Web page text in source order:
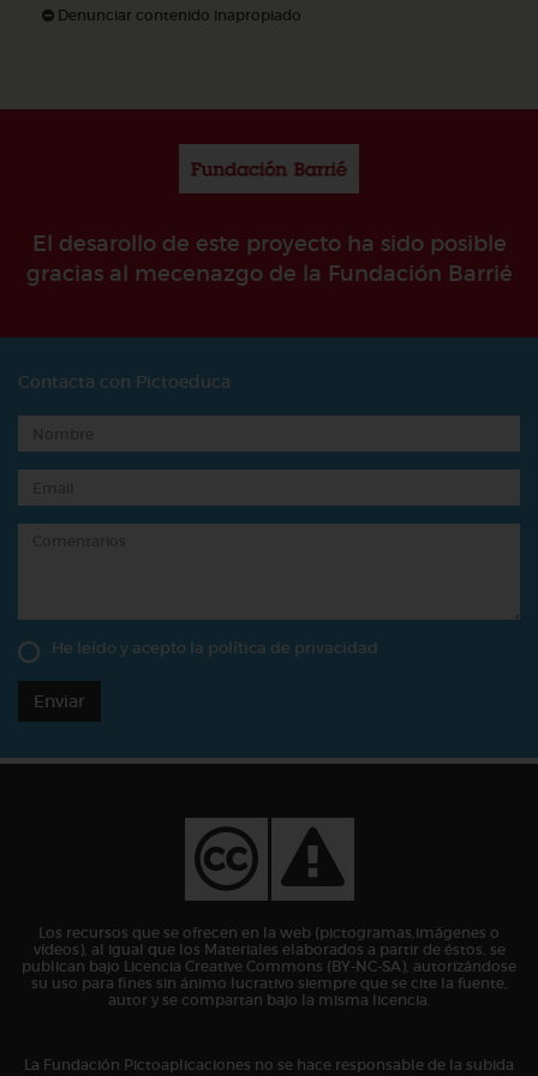
Denunciar contenido inapropiado
El desarollo de este proyecto ha sido posible
gracias al mecenazgo de la Fundación Barrié
Contacta con Pictoeduca
He leído y acepto la política de privacidad
Enviar
Los recursos que se ofrecen en la web (pictogramas,imágenes o
vídeos), al igual que los Materiales elaborados a partir de éstos, se
publican bajo Licencia Creative Commons (BY-NC-SA), autorizándose
su uso para fines sin ánimo lucrativo siempre que se cite la fuente,
autor y se compartan bajo la misma licencia.
La Fundación Pictoaplicaciones no se hace responsable de la subida